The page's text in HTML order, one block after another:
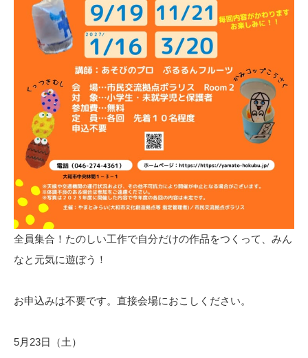
全員集合！たのしい工作で自分だけの作品をつくって、みん
なと元気に遊ぼう！
お申込みは不要です。直接会場におこしください。
5月23日（土）